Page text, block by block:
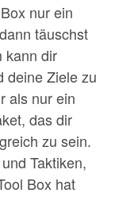
nur ein
täuschst
kann dir
deine Ziele zu
als nur ein
das dir
zu sein.
Taktiken,
Box hat